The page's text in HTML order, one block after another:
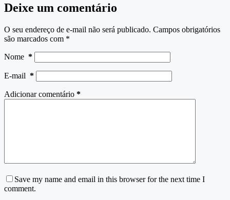
Deixe um comentário
O seu endereço de e-mail não será publicado. Campos obrigatórios
são marcados com *
Nome *
E-mail *
Adicionar comentário *
Save my name and email in this browser for the next time I
comment.